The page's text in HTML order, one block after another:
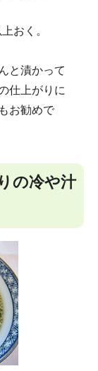
おく。
と漬かって
仕上がりに
お勧めで
の冷や汁